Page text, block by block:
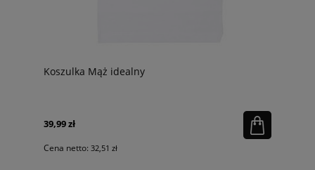
Koszulka Mąż idealny
39,99 zł
Cena netto: 32,51 zł